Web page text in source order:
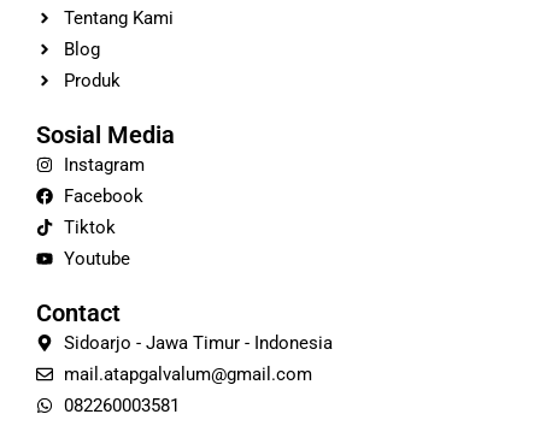
Tentang Kami
Blog
Produk
Sosial Media
Instagram
Facebook
Tiktok
Youtube
Contact
Sidoarjo - Jawa Timur - Indonesia
mail.atapgalvalum@gmail.com
082260003581